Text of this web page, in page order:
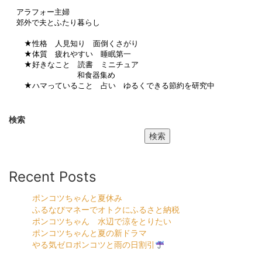
アラフォー主婦
郊外で夫とふたり暮らし
★性格 人見知り 面倒くさがり
★体質 疲れやすい 睡眠第一
★好きなこと 読書 ミニチュア
和食器集め
★ハマっていること 占い ゆるくできる節約を研究中
検索
検索
Recent Posts
ポンコツちゃんと夏休み
ふるなびマネーでオトクにふるさと納税
ポンコツちゃん 水辺で涼をとりたい
ポンコツちゃんと夏の新ドラマ
やる気ゼロポンコツと雨の日割引